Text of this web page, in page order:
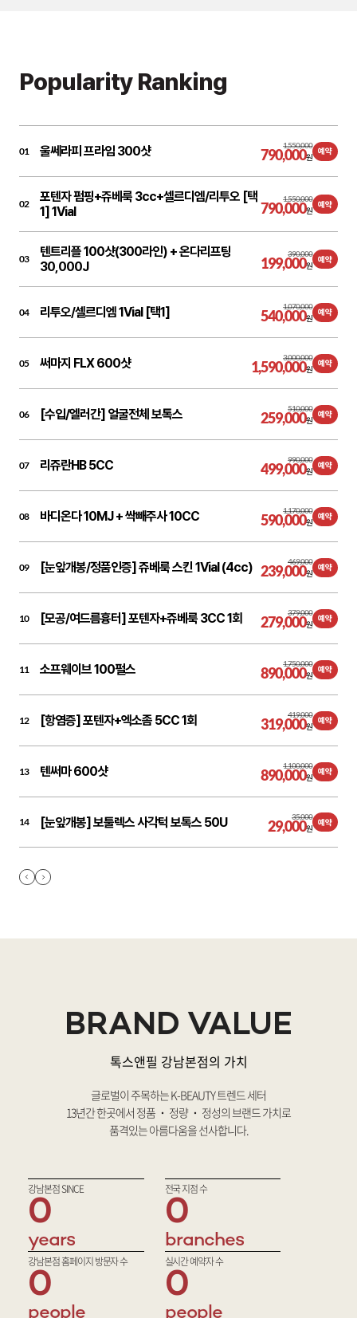
Popularity Ranking
01 울쎄라피 프라임 300샷 1,550,000
790,000원
예약
02
포텐자 펌핑+쥬베룩 3cc+셀르디엠/리투오 [택
1] 1Vial
1,550,000
790,000원
예약
03
텐트리플 100샷(300라인) + 온다리프팅
30,000J
390,000
199,000원
예약
04 리투오/셀르디엠 1Vial [택1] 1,070,000
540,000원
예약
05 써마지 FLX 600샷 3,000,000
1,590,000원
예약
06 [수입/엘러간] 얼굴전체 보톡스 510,000
259,000원
예약
07 리쥬란HB 5CC 990,000
499,000원
예약
08 바디온다 10MJ + 싹빼주사 10CC 1,170,000
590,000원
예약
09 [눈앞개봉/정품인증] 쥬베룩 스킨 1Vial (4cc) 469,000
239,000원
예약
10 [모공/여드름흉터] 포텐자+쥬베룩 3CC 1회 379,000
279,000원
예약
11 소프웨이브 100펄스 1,750,000
890,000원
예약
12 [항염증] 포텐자+엑소좀 5CC 1회 419,000
319,000원
예약
13 텐써마 600샷 1,100,000
890,000원
예약
14 [눈앞개봉] 보툴렉스 사각턱 보톡스 50U 35,000
29,000원
예약
BRAND VALUE
톡스앤필 강남본점의 가치
글로벌이 주목하는 K-BEAUTY 트렌드 세터
13년간 한곳에서 정품 ˙ 정량 ˙ 정성의 브랜드 가치로
품격있는 아름다움을 선사합니다.
강남본점 SINCE
0
years
전국 지점 수
0
branches
강남본점 홈페이지 방문자 수
0
people
실시간 예약자 수
0
people